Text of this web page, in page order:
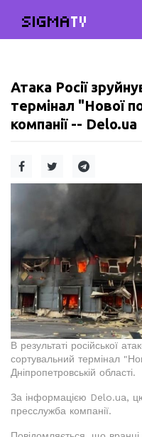
SIGMATV
Атака Росії
термінал "Нової
компанії -- Delo.ua
В результаті російської
сортувальний термінал
Дніпропетровській області.
За інформацією Delo.ua,
пресслужба компанії.